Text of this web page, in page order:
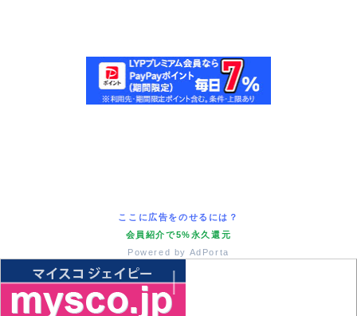
ここに広告をのせるには？
会員紹介で5%永久還元
Powered by AdPorta